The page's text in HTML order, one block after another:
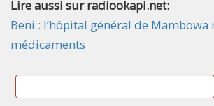
Lire aussi sur radiookapi.net:
Beni : l’hôpital général de Mambowa
médicaments